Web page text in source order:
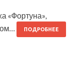
«Фортуна»,
ПОДРОБНЕЕ